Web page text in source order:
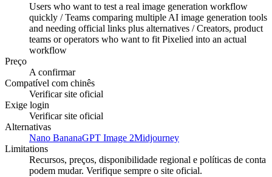
Users who want to test a real image generation workflow
quickly / Teams comparing multiple AI image generation tools
and needing official links plus alternatives / Creators, product
teams or operators who want to fit Pixelied into an actual
workflow
Preço
A confirmar
Compatível com chinês
Verificar site oficial
Exige login
Verificar site oficial
Alternativas
Nano BananaGPT Image 2Midjourney
Limitations
Recursos, preços, disponibilidade regional e políticas de conta
podem mudar. Verifique sempre o site oficial.